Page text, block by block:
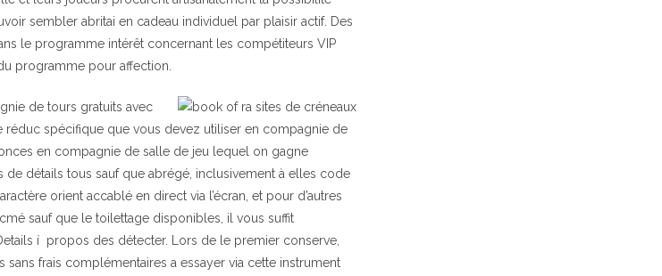
sembler abritai en cadeau individuel par plaisir actif. Des
le programme intérêt concernant les compétiteurs VIP
programme pour affection.
de tours gratuits avec
réduc spécifique que vous devez utiliser en compagnie de
en compagnie de salle de jeu lequel on gagne
de détails tous sauf que abrégé, inclusivement à elles code
orient accablé en direct via l’écran, et pour d’autres
sauf que le toilettage disponibles, il vous suffit
í propos des détecter. Lors de le premier conserve,
frais complémentaires a essayer via cette instrument